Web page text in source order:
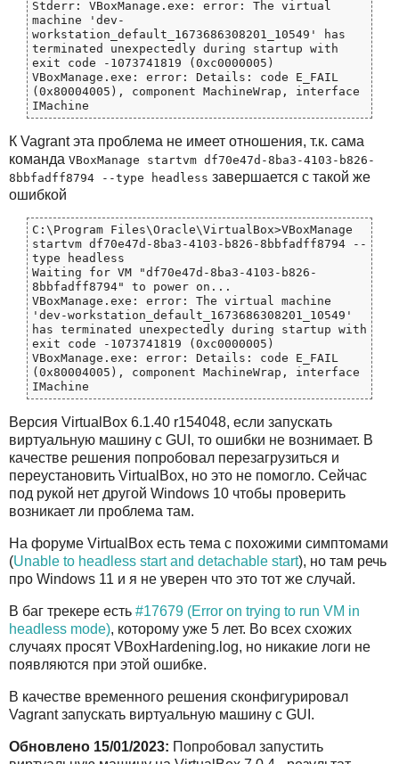
Stderr: VBoxManage.exe: error: The virtual
machine 'dev-
workstation_default_1673686308201_10549' has
terminated unexpectedly during startup with
exit code -1073741819 (0xc0000005)
VBoxManage.exe: error: Details: code E_FAIL
(0x80004005), component MachineWrap, interface
К Vagrant эта проблема не имеет отношения, т.к. сама
команда VBoxManage startvm df70e47d-8ba3-4103-b826-
8bbfadff8794 --type headless завершается с такой же
ошибкой
C:\Program Files\Oracle\VirtualBox>VBoxManage
startvm df70e47d-8ba3-4103-b826-8bbfadff8794 --
type headless
Waiting for VM "df70e47d-8ba3-4103-b826-
8bbfadff8794" to power on...
VBoxManage.exe: error: The virtual machine
'dev-workstation_default_1673686308201_10549'
has terminated unexpectedly during startup with
exit code -1073741819 (0xc0000005)
VBoxManage.exe: error: Details: code E_FAIL
(0x80004005), component MachineWrap, interface
Версия VirtualBox 6.1.40 r154048, если запускать
виртуальную машину с GUI, то ошибки не вознимает. В
качестве решения попробовал перезагрузиться и
переустановить VirtualBox, но это не помогло. Сейчас
под рукой нет другой Windows 10 чтобы проверить
возникает ли проблема там.
На форуме VirtualBox есть тема с похожими симптомами
(Unable to headless start and detachable start), но там речь
про Windows 11 и я не уверен что это тот же случай.
В баг трекере есть #17679 (Error on trying to run VM in
headless mode), которому уже 5 лет. Во всех схожих
случаях просят VBoxHardening.log, но никакие логи не
появляются при этой ошибке.
В качестве временного решения сконфигурировал
Vagrant запускать виртуальную машину с GUI.
Обновлено 15/01/2023: Попробовал запустить